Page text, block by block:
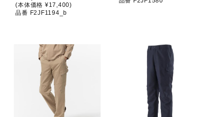
ソフトボール
柔道
(本体価格 ¥17,400)
品番 F2JF1194_b